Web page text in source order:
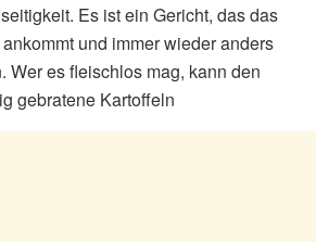
Es ist ein Gericht, das das
und immer wieder anders
Wer es fleischlos mag, kann den
gebratene Kartoffeln